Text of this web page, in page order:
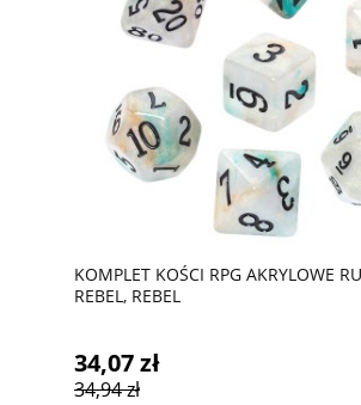
KOMPLET KOŚCI RPG AKRYLOWE
REBEL, REBEL
34,07 zł
34,94 zł